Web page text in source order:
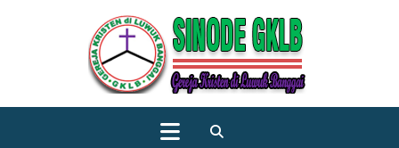
Open